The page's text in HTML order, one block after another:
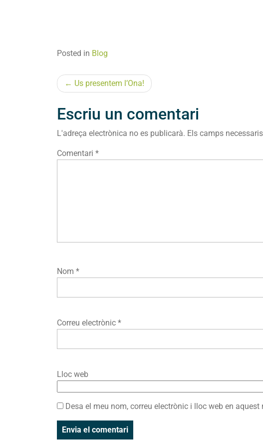
Posted in Blog
Navegació
Us presentem l’Ona!
Escriu un comentari
L'adreça electrònica no es publicarà. Els camps
Comentari *
Nom *
Correu electrònic *
Lloc web
Desa el meu nom, correu electrònic i lloc web en